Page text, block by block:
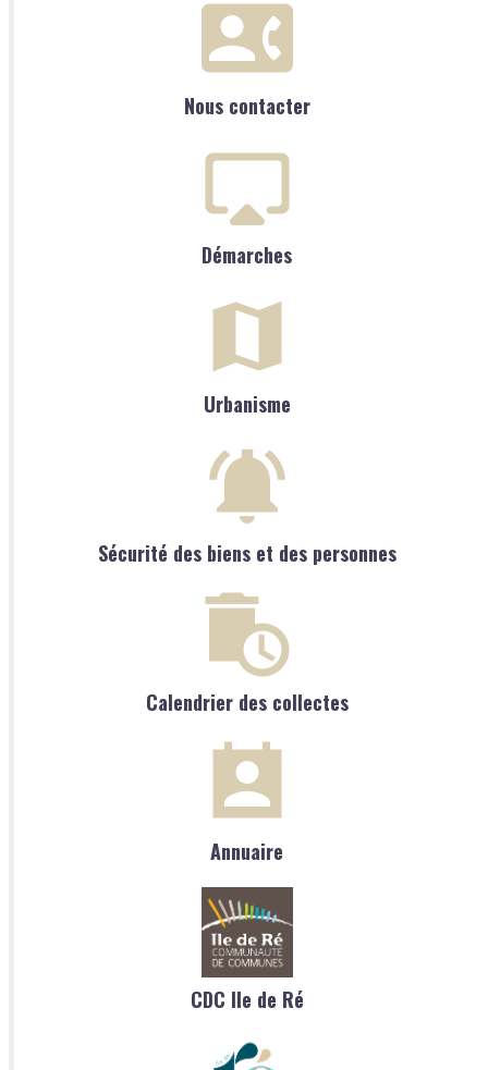
Nous contacter
Démarches
Urbanisme
Sécurité des biens et des personnes
Calendrier des collectes
Annuaire
CDC Ile de Ré